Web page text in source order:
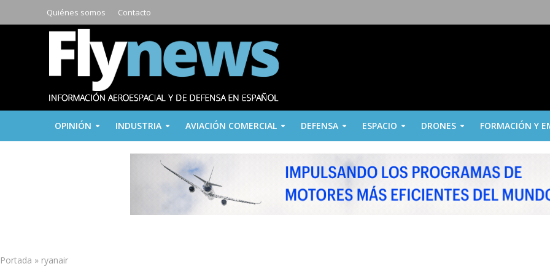
Quiénes somos Contacto
OPINIÓN INDUSTRIA AVIACIÓN COMERCIAL DEFENSA ESPACIO DRONES FORMACIÓN Y
Portada » ryanair